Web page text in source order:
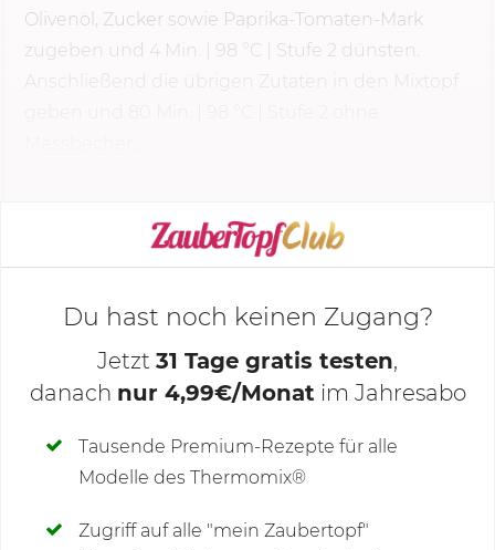
Olivenöl, Zucker sowie Paprika-Tomaten-Mark
zugeben und 4 Min. 98 °C Stufe 2 dünsten.
Anschließend die übrigen Zutaten in den Mixtopf
KOCHMODUS STARTEN
Deine Notizen
Du hast noch keinen Zugang?
Jetzt 31 Tage gratis testen,
danach nur 4,99€/Monat im Jahresabo
Tausende Premium-Rezepte für alle
Modelle des Thermomix®
Zugriff auf alle "mein Zaubertopf"